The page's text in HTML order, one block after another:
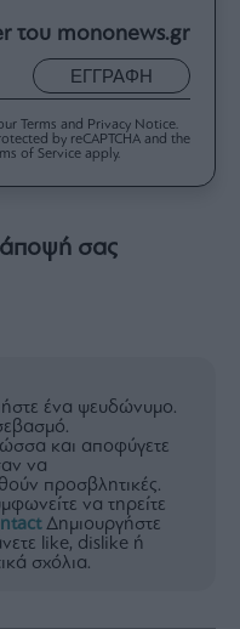
του mononews.gr
ΕΓΓΡΑΦΗ
Terms and Privacy Notice.
by reCAPTCHA and the
of Service apply.
άποψή σας
ένα ψευδώνυμο.
και αποφύγετε
να
προσβλητικές.
να τηρείτε
Δημιουργήστε
like, dislike ή
σχόλια.